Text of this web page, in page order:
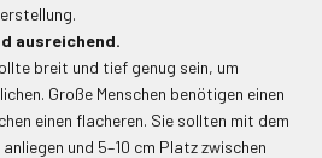
ausreichend.
breit und tief genug sein, um
Große Menschen benötigen einen
einen flacheren. Sie sollten mit dem
und 5–10 cm Platz zwischen